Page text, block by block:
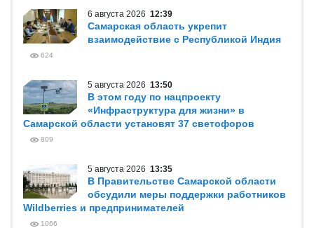
6 августа 2026 12:39
Самарская область укрепит
взаимодействие с Республикой Индия
624
5 августа 2026 13:50
В этом году по нацпроекту
«Инфраструктура для жизни» в
Самарской области установят 37 светофоров
809
5 августа 2026 13:35
В Правительстве Самарской области
обсудили меры поддержки работников
Wildberries и предпринимателей
1066